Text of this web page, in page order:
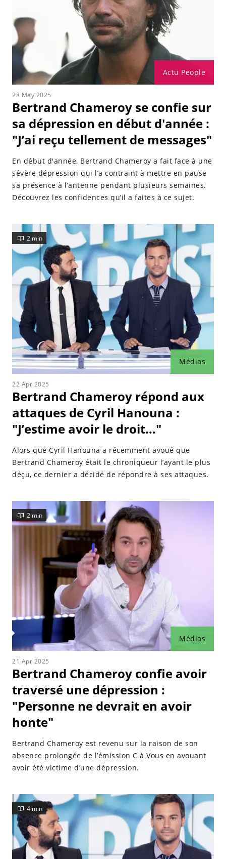
Actu People
28 May 2025
Bertrand Chameroy se confie sur
sa dépression en début d'année :
"J’ai reçu tellement de messages"
En début d'année, Bertrand Chameroy a fait face à une
sévère dépression qui l’a contraint à mettre en pause
sa présence à l’antenne pendant plusieurs semaines.
Découvrez les confidences qu’il a faites à ce sujet.
Médias
2 min
22 Apr 2025
Bertrand Chameroy répond aux
attaques de Cyril Hanouna :
"J’estime avoir le droit…"
Alors que Cyril Hanouna a récemment avoué que
Bertrand Chameroy était le chroniqueur l’ayant le plus
déçu, ce dernier a décidé de répondre à ses attaques.
Médias
2 min
21 Apr 2025
Bertrand Chameroy confie avoir
traversé une dépression :
"Personne ne devrait en avoir
honte"
Bertrand Chameroy est revenu sur la raison de son
absence prolongée de l’émission C à Vous en avouant
avoir été victime d’une dépression.
4 min